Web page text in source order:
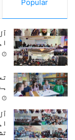
Popular